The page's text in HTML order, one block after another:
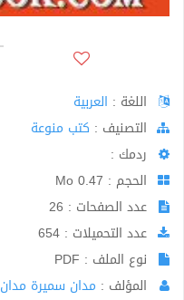
اللغة : العربية
اﻟﺘﺼﻨﻴﻒ : كتب منوعة
ردمك :
الحجم : 0.47 Mo
عدد الصفحات : 26
عدد التحميلات : 654
نوع الملف : PDF
المؤلف : مدان سميرة مدان